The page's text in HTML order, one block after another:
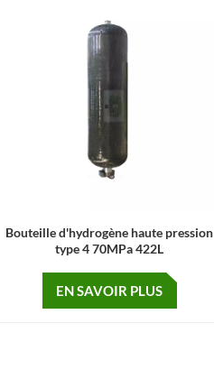
Bouteille d'hydrogène haute pression
type 4 70MPa 422L
EN SAVOIR PLUS